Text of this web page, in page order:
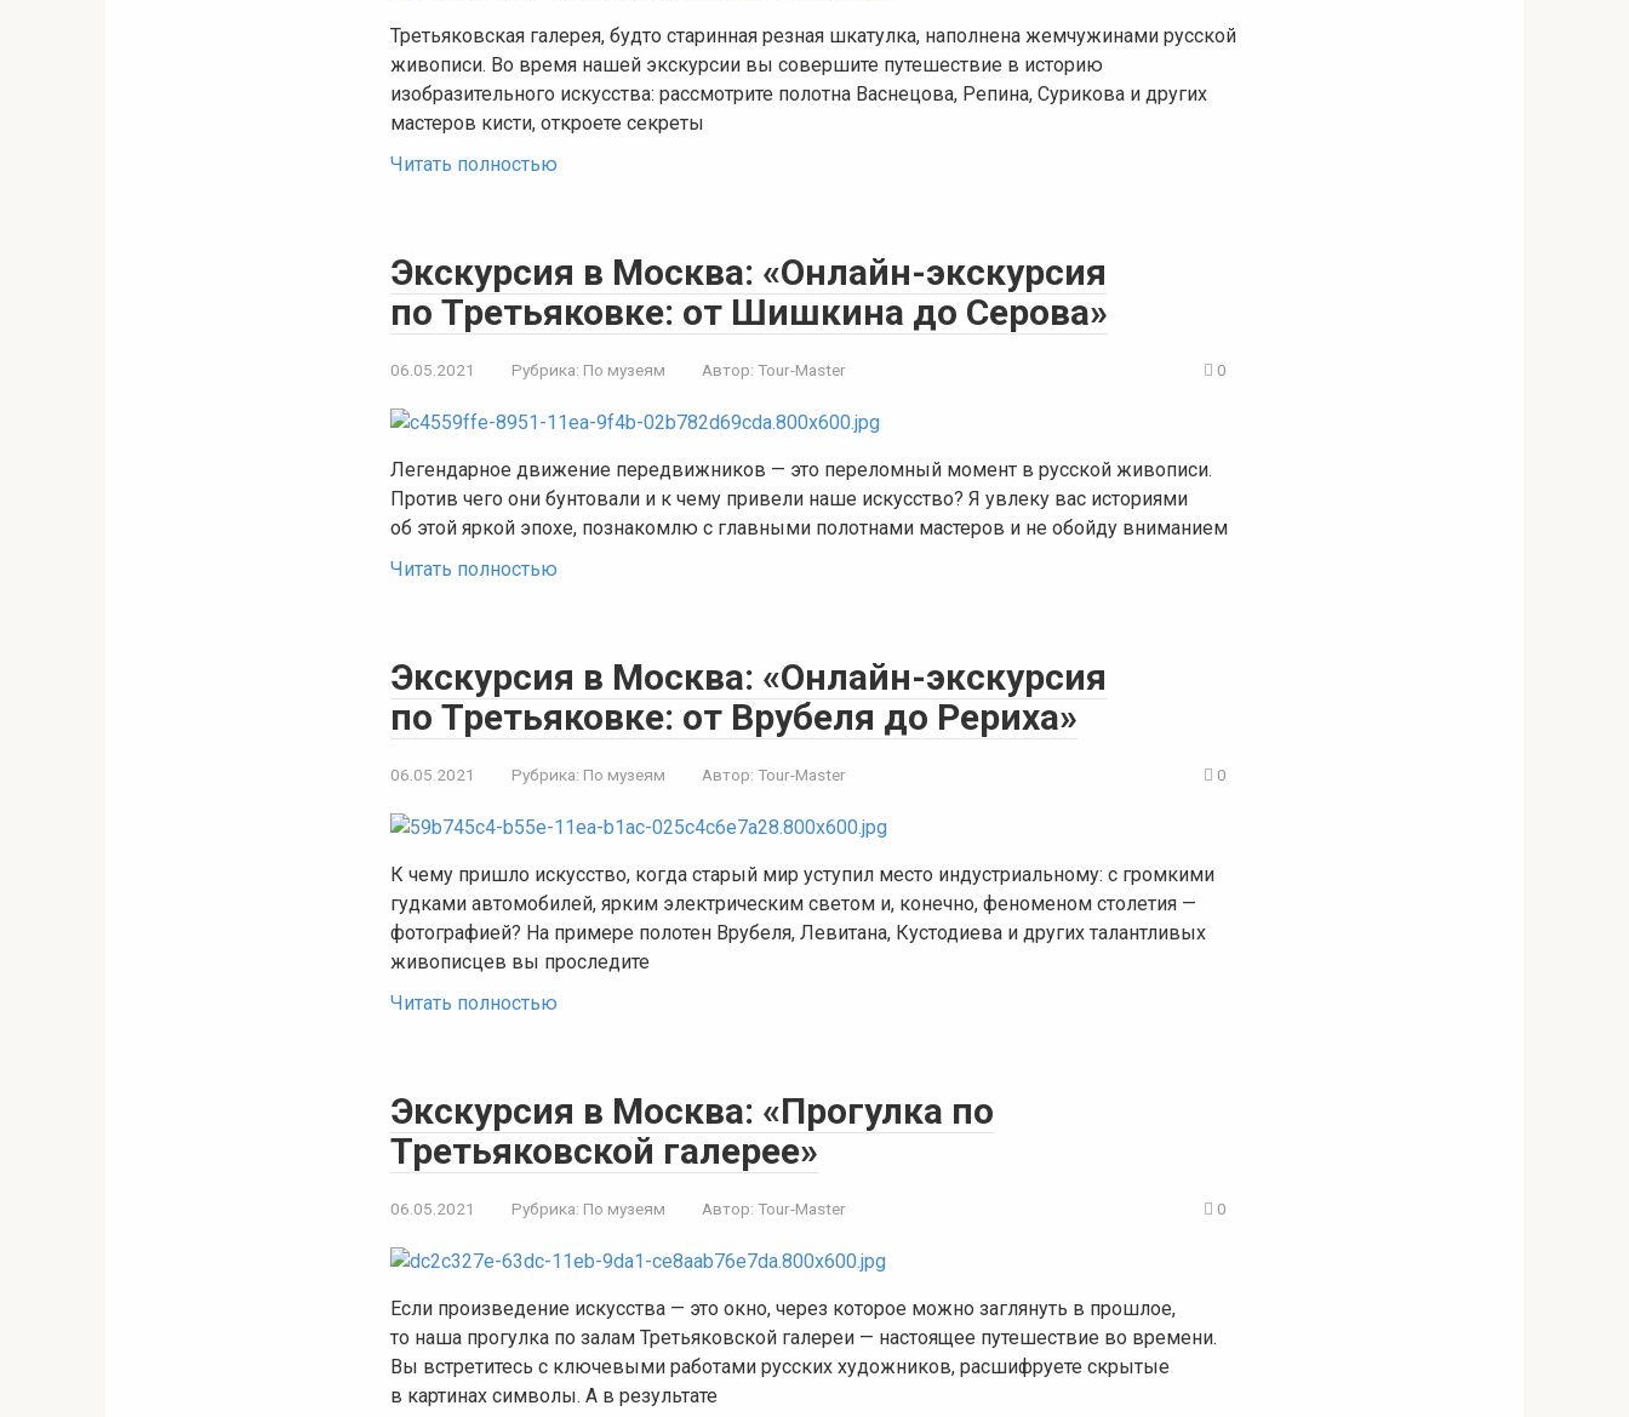
Третьяковская галерея, будто старинная резная шкатулка, наполнена жемчужинами русской
живописи. Во время нашей экскурсии вы совершите путешествие в историю
изобразительного искусства: рассмотрите полотна Васнецова, Репина, Сурикова и других
мастеров кисти, откроете секреты
Читать полностью
Экскурсия в Москва: «Онлайн-экскурсия
по Третьяковке: от Шишкина до Серова»
06.05.2021 Рубрика: По музеям Автор: Tour-Master 0
Легендарное движение передвижников — это переломный момент в русской живописи.
Против чего они бунтовали и к чему привели наше искусство? Я увлеку вас историями
об этой яркой эпохе, познакомлю с главными полотнами мастеров и не обойду вниманием
Читать полностью
Экскурсия в Москва: «Онлайн-экскурсия
по Третьяковке: от Врубеля до Рериха»
06.05.2021 Рубрика: По музеям Автор: Tour-Master 0
К чему пришло искусство, когда старый мир уступил место индустриальному: с громкими
гудками автомобилей, ярким электрическим светом и, конечно, феноменом столетия —
фотографией? На примере полотен Врубеля, Левитана, Кустодиева и других талантливых
живописцев вы проследите
Читать полностью
Экскурсия в Москва: «Прогулка по
Третьяковской галерее»
06.05.2021 Рубрика: По музеям Автор: Tour-Master 0
Если произведение искусства — это окно, через которое можно заглянуть в прошлое,
то наша прогулка по залам Третьяковской галереи — настоящее путешествие во времени.
Вы встретитесь с ключевыми работами русских художников, расшифруете скрытые
в картинах символы. А в результате